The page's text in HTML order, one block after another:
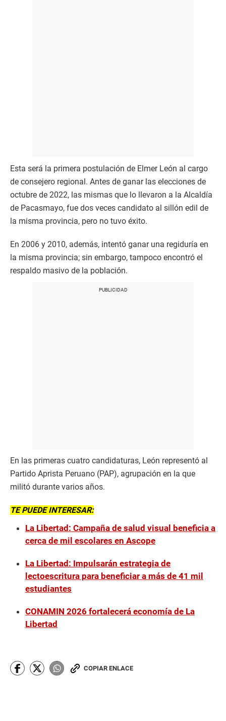
Esta será la primera postulación de Elmer León al cargo
de consejero regional. Antes de ganar las elecciones de
octubre de 2022, las mismas que lo llevaron a la Alcaldía
de Pacasmayo, fue dos veces candidato al sillón edil de
la misma provincia, pero no tuvo éxito.
En 2006 y 2010, además, intentó ganar una regiduría en
la misma provincia; sin embargo, tampoco encontró el
respaldo masivo de la población.
En las primeras cuatro candidaturas, León representó al
Partido Aprista Peruano (PAP), agrupación en la que
militó durante varios años.
TE PUEDE INTERESAR:
La Libertad: Campaña de salud visual beneficia a
cerca de mil escolares en Ascope
La Libertad: Impulsarán estrategia de
lectoescritura para beneficiar a más de 41 mil
estudiantes
CONAMIN 2026 fortalecerá economía de La
Libertad
COPIAR ENLACE